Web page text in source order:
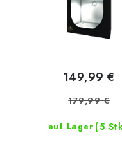
auf Lager (5
149,99 €
179,99 €